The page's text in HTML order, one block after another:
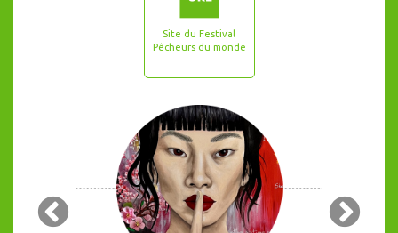
Site du Festival
Pêcheurs du monde